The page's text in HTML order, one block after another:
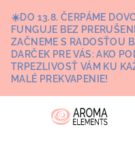
obsah
☀️DO 13.8. ČERPÁME
FUNGUJE BEZ
ZAČNEME S RADOSŤOU
DARČEK PRE VÁS: AKO
TRPEZLIVOSŤ VÁM KU
MALÉ PREKVAPENIE!